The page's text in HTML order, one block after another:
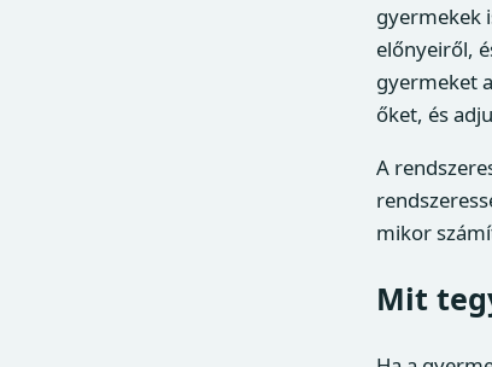
gyermekek
előnyeiről,
gyermeket
őket, és
A
mikor
Mit